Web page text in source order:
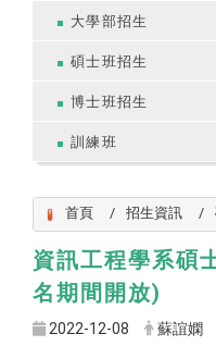
大學部招生
碩士班招生
博士班招生
訓練班
首頁 招生資訊
資訊工程學系碩
名期間開放)
2022-12-08 蘇誼嫻